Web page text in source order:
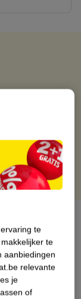
te
te
aanbiedingen
relevante
je
of